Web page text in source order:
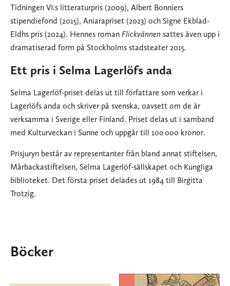
Tidningen VI:s litteraturpris (2009), Albert Bonniers
stipendiefond (2015), Aniarapriset (2023) och Signe Ekblad-
Eldhs pris (2024). Hennes roman Flickvännen sattes även upp i
dramatiserad form på Stockholms stadsteater 2015.
Ett pris i Selma Lagerlöfs anda
Selma Lagerlöf-priset delas ut till författare som verkar i
Lagerlöfs anda och skriver på svenska, oavsett om de är
verksamma i Sverige eller Finland. Priset delas ut i samband
med Kulturveckan i Sunne och uppgår till 100 000 kronor.
Prisjuryn består av representanter från bland annat stiftelsen,
Mårbackastiftelsen, Selma Lagerlöf-sällskapet och Kungliga
biblioteket. Det första priset delades ut 1984 till Birgitta
Trotzig.
Böcker